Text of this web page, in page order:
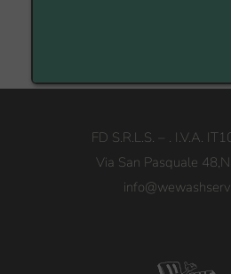
FD S.R.L.S. – . I.V.A.
Via San Pasquale